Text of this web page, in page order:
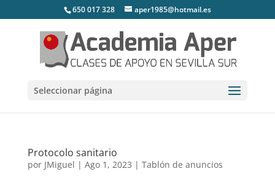
650 017 328 aper1985@hotmail.es
Seleccionar página
Protocolo sanitario
por JMiguel | Ago 1, 2023 | Tablón de anuncios